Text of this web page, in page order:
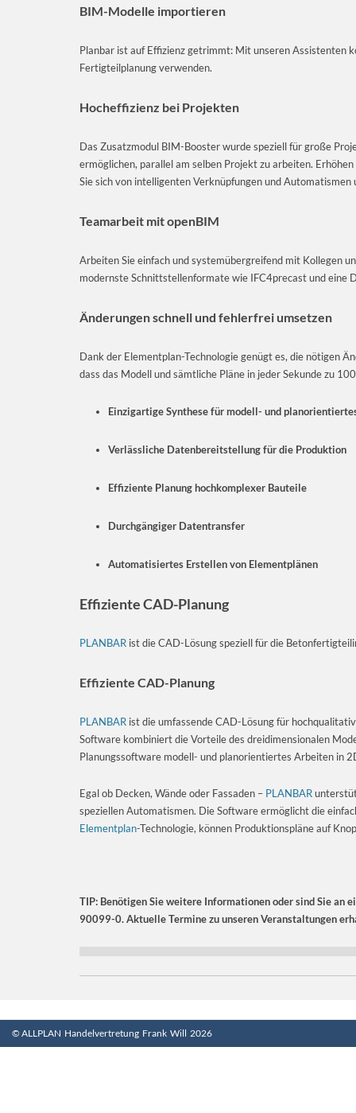
BIM-Modelle importieren
Planbar ist auf Effizienz getrimmt: Mit unseren Assistenten
Fertigteilplanung verwenden.
Hocheffizienz bei Projekten
Das Zusatzmodul BIM-Booster wurde speziell für große
ermöglichen, parallel am selben Projekt zu arbeiten.
Sie sich von intelligenten Verknüpfungen und Automatismen
Teamarbeit mit openBIM
Arbeiten Sie einfach und systemübergreifend mit Kollegen
modernste Schnittstellenformate wie IFC4precast und eine
Änderungen schnell und fehlerfrei umsetzen
Dank der Elementplan-Technologie genügt es, die nötigen
dass das Modell und sämtliche Pläne in jeder Sekunde zu
Einzigartige Synthese für modell- und
Verlässliche Datenbereitstellung für die Produktion
Effiziente Planung hochkomplexer Bauteile
Durchgängiger Datentransfer
Automatisiertes Erstellen von Elementplänen
Effiziente CAD-Planung
PLANBAR ist die CAD-Lösung speziell für die
Effiziente CAD-Planung
PLANBAR ist die umfassende CAD-Lösung für
Software kombiniert die Vorteile des dreidimensionalen
Planungssoftware modell- und planorientiertes Arbeiten in
Egal ob Decken, Wände oder Fassaden – PLANBAR
speziellen Automatismen. Die Software ermöglicht die
Elementplan-Technologie, können Produktionspläne auf
TIP: Benötigen Sie weitere Informationen oder sind Sie an
90099-0. Aktuelle Termine zu unseren Veranstaltungen
© ALLPLAN Handelvertretung Frank Will 2026